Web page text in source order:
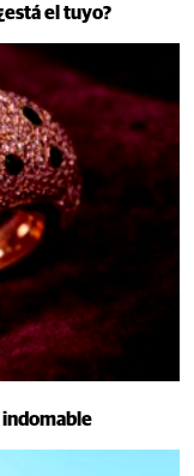
el tuyo?
indomable